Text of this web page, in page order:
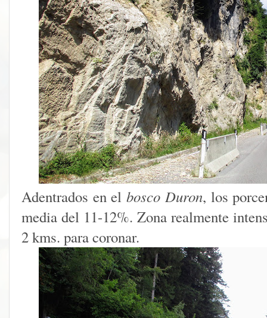
Adentrados en elbosco Duron, los
media del 11-12%. Zona realmente
2 kms. para coronar.